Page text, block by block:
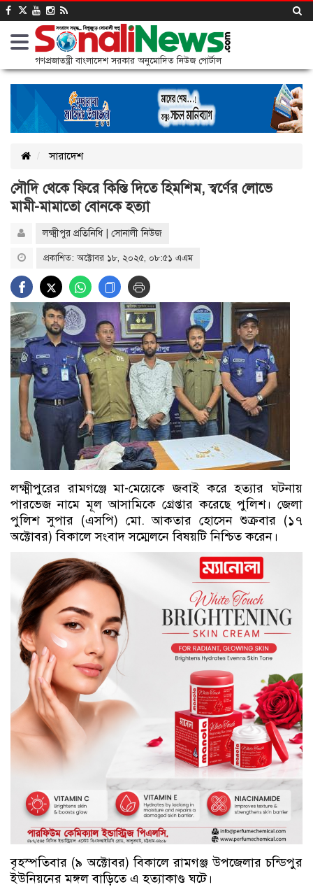
গণপ্রজাতন্ত্রী বাংলাদেশ সরকার অনুমোদিত নিউজ পোর্টাল
সারাদেশ
সৌদি থেকে ফিরে কিস্তি দিতে হিমশিম, স্বর্ণের লোভে
মামী-মামাতো বোনকে হত্যা
লক্ষ্মীপুর প্রতিনিধি | সোনালী নিউজ
প্রকাশিত: অক্টোবর ১৮, ২০২৫, ০৮:৫১ এএম
লক্ষ্মীপুরের রামগঞ্জে মা-মেয়েকে জবাই করে হত্যার ঘটনায়
পারভেজ নামে মূল আসামিকে গ্রেপ্তার করেছে পুলিশ। জেলা
পুলিশ সুপার (এসপি) মো. আকতার হোসেন শুক্রবার (১৭
অক্টোবর) বিকালে সংবাদ সম্মেলনে বিষয়টি নিশ্চিত করেন।
বৃহস্পতিবার (৯ অক্টোবর) বিকালে রামগঞ্জ উপজেলার চন্ডিপুর
ইউনিয়নের মঙ্গল বাড়িতে এ হত্যাকাণ্ড ঘটে।